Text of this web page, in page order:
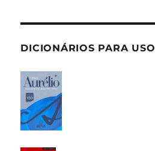
DICIONÁRIOS PARA USO